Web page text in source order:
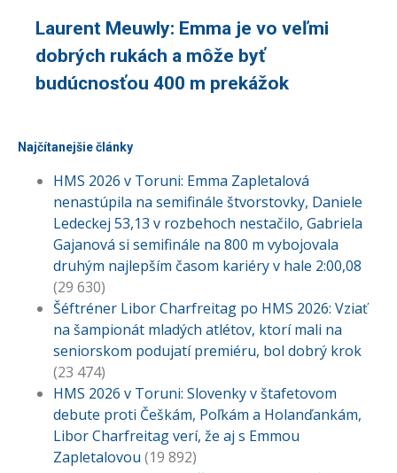
Laurent Meuwly: Emma je vo veľmi
dobrých rukách a môže byť
budúcnosťou 400 m prekážok
Najčítanejšie články
HMS 2026 v Toruni: Emma Zapletalová
nenastúpila na semifinále štvorstovky, Daniele
Ledeckej 53,13 v rozbehoch nestačilo, Gabriela
Gajanová si semifinále na 800 m vybojovala
druhým najlepším časom kariéry v hale 2:00,08
(29 630)
Šéftréner Libor Charfreitag po HMS 2026: Vziať
na šampionát mladých atlétov, ktorí mali na
seniorskom podujatí premiéru, bol dobrý krok
(23 474)
HMS 2026 v Toruni: Slovenky v štafetovom
debute proti Češkám, Poľkám a Holanďankám,
Libor Charfreitag verí, že aj s Emmou
Zapletalovou (19 892)